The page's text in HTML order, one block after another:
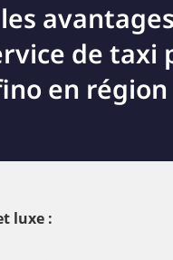
de taxi
en région
luxe :